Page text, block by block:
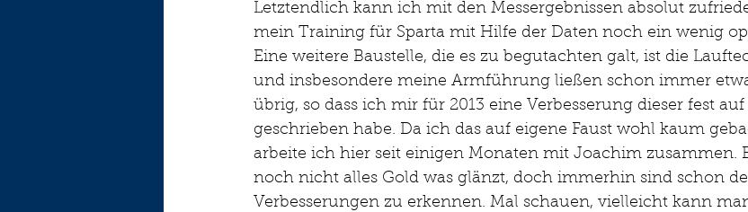
Letztendlich kann ich mit den Messergebnissen absolut
mein Training für Sparta mit Hilfe der Daten noch ein wenig
Eine weitere Baustelle, die es zu begutachten galt, ist die
und insbesondere meine Armführung ließen schon immer
übrig, so dass ich mir für 2013 eine Verbesserung dieser fest
geschrieben habe. Da ich das auf eigene Faust wohl kaum
arbeite ich hier seit einigen Monaten mit Joachim zusammen.
noch nicht alles Gold was glänzt, doch immerhin sind schon
Verbesserungen zu erkennen. Mal schauen, vielleicht kann